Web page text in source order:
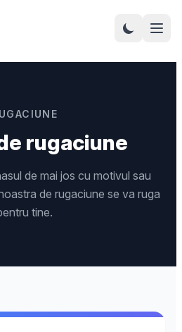
rugaciune
de mai jos cu motivul sau
de rugaciune se va ruga
tine.